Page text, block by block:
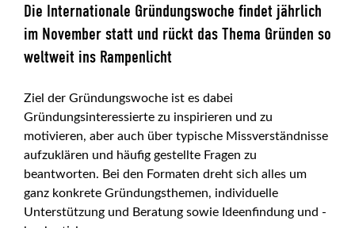
Die Internationale Gründungswoche findet jährlich
im November statt und rückt das Thema Gründen so
weltweit ins Rampenlicht
Ziel der Gründungswoche ist es dabei
Gründungsinteressierte zu inspirieren und zu
motivieren, aber auch über typische Missverständnisse
aufzuklären und häufig gestellte Fragen zu
beantworten. Bei den Formaten dreht sich alles um
ganz konkrete Gründungsthemen, individuelle
Unterstützung und Beratung sowie Ideenfindung und -